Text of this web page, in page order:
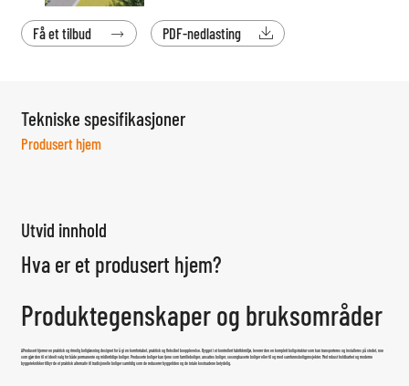
Få et tilbud  PDF-nedlasting 
Tekniske spesifikasjoner
Produsert hjem
Utvid innhold
Hva er et produsert hjem?
Produktegenskaper og bruksområder
AProdusert hjemer en praktisk og rimelig boligløsning designet for å gi en komfortabel, praktisk og fleksibel boopplevelse. Bygget i et kontrollert fabrikkmiljø, leverer den en komplett boligstruktur som kan transporteres og installeres på stedet, noe
som gjør den til et ideelt valg for både permanente og midlertidige boliger. Produserte boliger kan tjene som familieboliger, ansattes boliger, sesongbaserte boliger eller til og med samfunnsboligprosjekter. Med robust holdbarhet og moderne
byggeteknikker tilbyr de et praktisk alternativ til tradisjonelle boliger samtidig som de reduserer byggetiden og de totale kostnadene betydelig.